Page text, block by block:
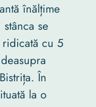
înălțime
se
cu 5
În
la o